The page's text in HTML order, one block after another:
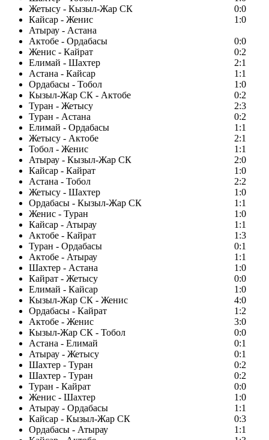
Жетысу - Кызыл-Жар СК
0:0
Кайсар - Женис
1:0
Атырау - Астана
Актобе - Ордабасы
0:0
Женис - Кайрат
0:2
Елимай - Шахтер
2:1
Астана - Кайсар
1:1
Ордабасы - Тобол
1:0
Кызыл-Жар СК - Актобе
0:2
Туран - Жетысу
2:3
Туран - Астана
0:2
Елимай - Ордабасы
1:1
Жетысу - Актобе
2:1
Тобол - Женис
1:1
Атырау - Кызыл-Жар СК
2:0
Кайсар - Кайрат
1:0
Астана - Тобол
2:2
Жетысу - Шахтер
1:0
Ордабасы - Кызыл-Жар СК
1:1
Женис - Туран
1:0
Кайсар - Атырау
1:1
Актобе - Кайрат
1:3
Туран - Ордабасы
0:1
Актобе - Атырау
1:1
Шахтер - Астана
1:0
Кайрат - Жетысу
0:0
Елимай - Кайсар
1:0
Кызыл-Жар СК - Женис
4:0
Ордабасы - Кайрат
1:2
Актобе - Женис
3:0
Кызыл-Жар СК - Тобол
0:0
Астана - Елимай
0:1
Атырау - Жетысу
0:1
Шахтер - Туран
0:2
Шахтер - Туран
0:2
Туран - Кайрат
0:0
Женис - Шахтер
1:0
Атырау - Ордабасы
1:1
Кайсар - Кызыл-Жар СК
0:3
Ордабасы - Атырау
1:1